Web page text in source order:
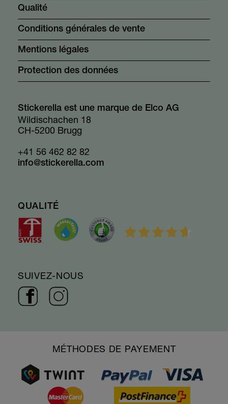
Qualité
Conditions générales de vente
Mentions légales
Protection des données
Stickerella est une marque de Elco AG
Wildischachen 18
CH-5200 Brugg
+41 56 462 82 82
info@stickerella.com
QUALITÉ
SUIVEZ-NOUS
MÉTHODES DE PAYEMENT